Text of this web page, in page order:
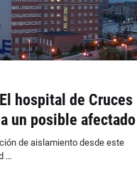
hospital de Cruces
un posible afectado
de aislamiento desde este
…